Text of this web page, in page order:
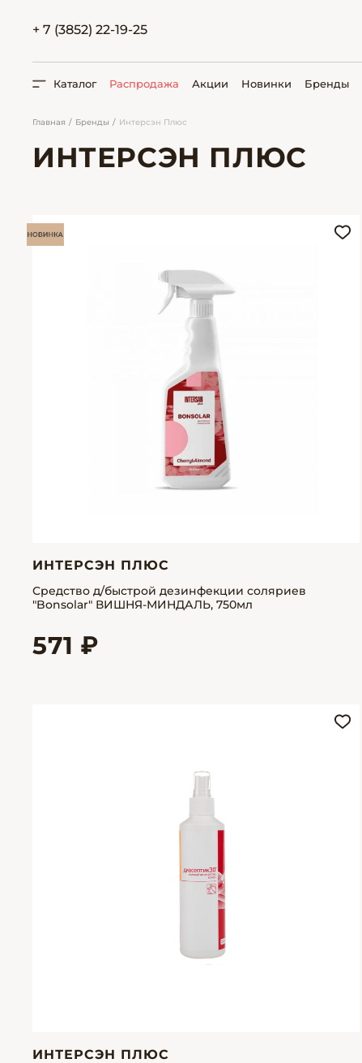
+ 7 (3852) 22-19-25
ПОИСК
Каталог Распродажа Акции Новинки Бренды
Главная Бренды Интерсэн Плюс
ИНТЕРСЭН ПЛЮС
ИНТЕРСЭН ПЛЮС
Средство д/быстрой дезинфекции соляриев
"Bonsolar" ВИШНЯ-МИНДАЛЬ, 750мл
571 ₽
ИНТЕРСЭН ПЛЮС